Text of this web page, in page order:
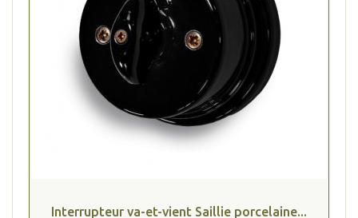
Interrupteur va-et-vient Saillie porcelaine...